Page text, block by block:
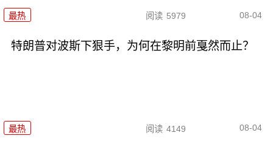
最热 阅读 5979 08-04
特朗普对波斯下狠手，为何在黎明前戛然而止？
最热 阅读 4149 08-04